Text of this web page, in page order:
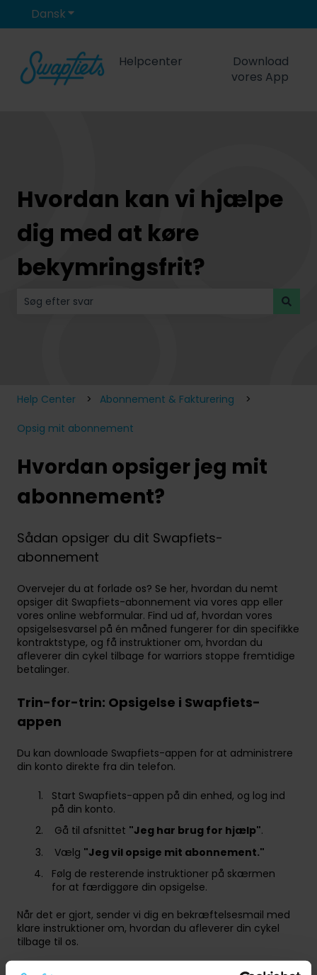
DanskVis undermenu for oversættelser
Helpcenter
Download
vores App
Hvordan kan vi hjælpe
dig med at køre
bekymringsfrit?
Help Center Abonnement & Fakturering
Opsig mit abonnement
Hvordan opsiger jeg mit
abonnement?
Sådan opsiger du dit Swapfiets-
abonnement
Overvejer du at forlade os? Se her, hvordan du nemt
opsiger dit Swapfiets-abonnement via vores app eller
vores online webformular. Find ud af, hvordan vores
opsigelsesvarsel på én måned fungerer for din specifikke
kontraktstype, og få instruktioner om, hvordan du
afleverer din cykel tilbage for warriors stoppe fremtidige
betalinger.
Trin-for-trin: Opsigelse i Swapfiets-
appen
Du kan downloade Swapfiets-appen for at administrere
din konto direkte fra din telefon.
Start Swapfiets-appen på din enhed, og log ind
på din konto.
Gå til afsnittet "Jeg har brug for hjælp".
Vælg "Jeg vil opsige mit abonnement."
Følg de resterende instruktioner på skærmen
for at færdiggøre din opsigelse.
Når det er gjort, sender vi dig en bekræftelsesmail med
klare instruktioner om, hvordan du afleverer din cykel
tilbage til os.